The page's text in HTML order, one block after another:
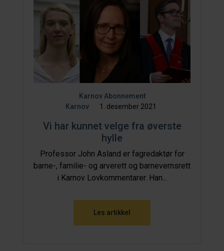
Karnov Abonnement
Karnov
1. desember 2021
Vi har kunnet velge fra øverste
hylle
Professor John Asland er fagredaktør for
barne-, familie- og arverett og barnevernsrett
i Karnov Lovkommentarer. Han...
Les artikkel